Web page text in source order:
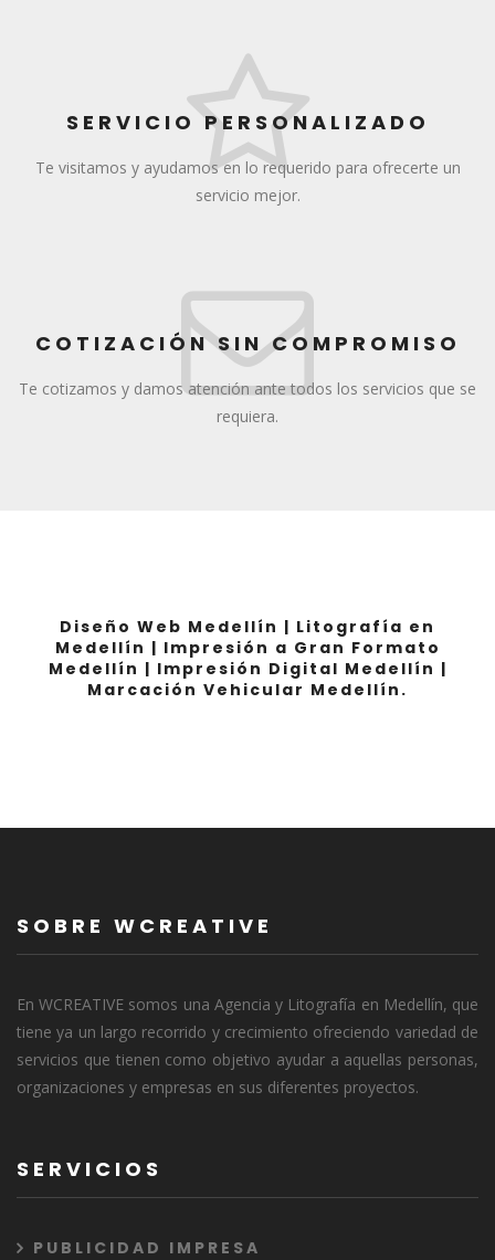
SERVICIO PERSONALIZADO
Te visitamos y ayudamos en lo requerido para ofrecerte un
servicio mejor.
COTIZACIÓN SIN COMPROMISO
Te cotizamos y damos atención ante todos los servicios que se
requiera.
Diseño Web Medellín | Litografía en
Medellín | Impresión a Gran Formato
Medellín | Impresión Digital Medellín |
Marcación Vehicular Medellín.
SOBRE WCREATIVE
En WCREATIVE somos una Agencia y Litografía en Medellín, que
tiene ya un largo recorrido y crecimiento ofreciendo variedad de
servicios que tienen como objetivo ayudar a aquellas personas,
organizaciones y empresas en sus diferentes proyectos.
SERVICIOS
PUBLICIDAD IMPRESA